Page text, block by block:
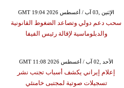
GMT 19:04 2026 الإثنين ,03 آب / أغسطس
سحب دعم دولي وتصاعد الضغوط القانونية
والدبلوماسية لإقالة رئيس الفيفا
GMT 11:08 2026 الأحد ,02 آب / أغسطس
إعلام إيراني يكشف أسباب تجنب نشر
تسجيلات صوتية لمجتبى خامنئي